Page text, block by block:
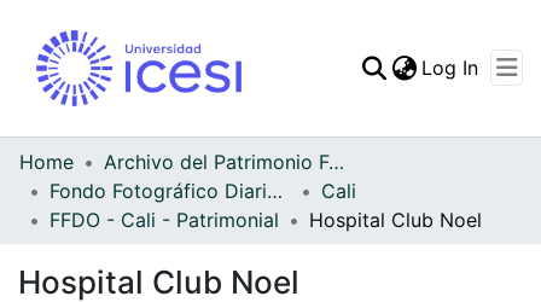
Statistics
Log In
Home
Archivo del Patrimonio Fotográfico y Fílmico del Valle del Cauca
Fondo Fotográfico Diario Occidente
Cali
FFDO - Cali - Patrimonial
Hospital Club Noel
Hospital Club Noel